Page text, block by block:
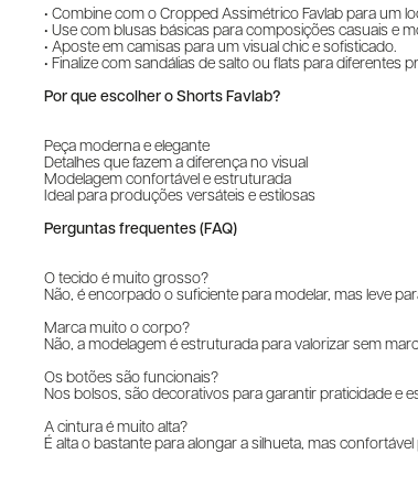
• Combine com o Cropped Assimétrico Favlab para um
• Use com blusas básicas para composições casuais e
• Aposte em camisas para um visual chic e sofisticado.
• Finalize com sandálias de salto ou flats para diferentes
Por que escolher o Shorts Favlab?
Peça moderna e elegante
Detalhes que fazem a diferença no visual
Modelagem confortável e estruturada
Ideal para produções versáteis e estilosas
Perguntas frequentes (FAQ)
O tecido é muito grosso?
Não, é encorpado o suficiente para modelar, mas leve
Marca muito o corpo?
Não, a modelagem é estruturada para valorizar sem
Os botões são funcionais?
Nos bolsos, são decorativos para garantir praticidade e
A cintura é muito alta?
É alta o bastante para alongar a silhueta, mas confortável